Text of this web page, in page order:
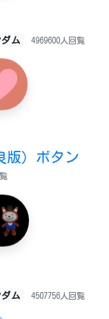
ム 4969600人回覧
版）ボタン
ム 4507756人回覧